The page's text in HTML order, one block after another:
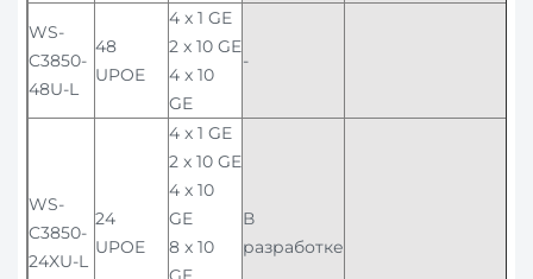
WS-
C3850-
48U-L
48
UPOE
4 x 1 GE
2 x 10 GE
4 x 10
GE
-
WS-
C3850-
24XU-L
24
UPOE
4 x 1 GE
2 x 10 GE
4 x 10
GE
8 x 10
В
разработке